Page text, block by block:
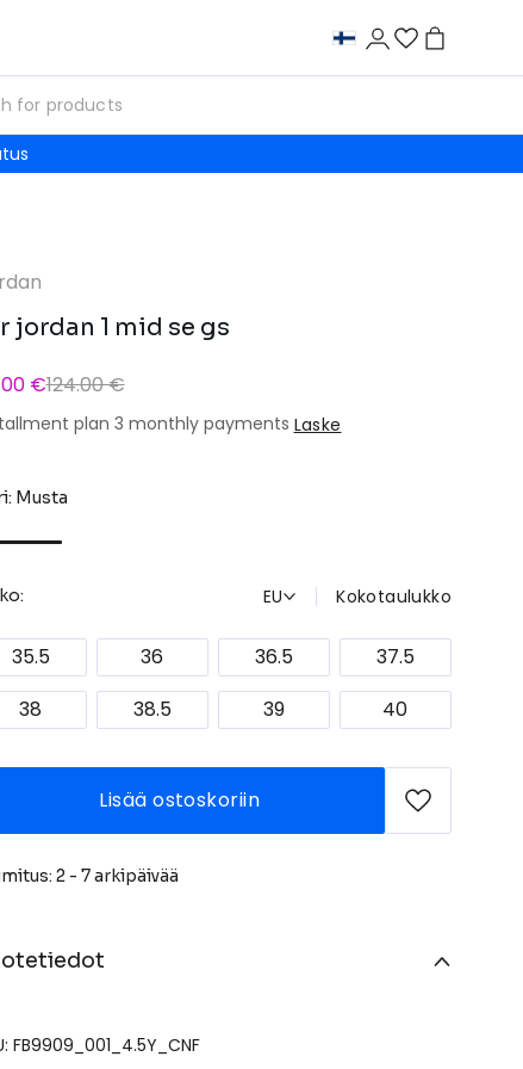
jordan 1 mid se gs
€124.00 €
plan 3 monthly payments Laske
Musta
EU Kokotaulukko
35.5 36 36.5
37.5
38
38.5 39 40
Lisää ostoskoriin
2 - 7 arkipäivää
FB9909_001_4.5Y_CNF